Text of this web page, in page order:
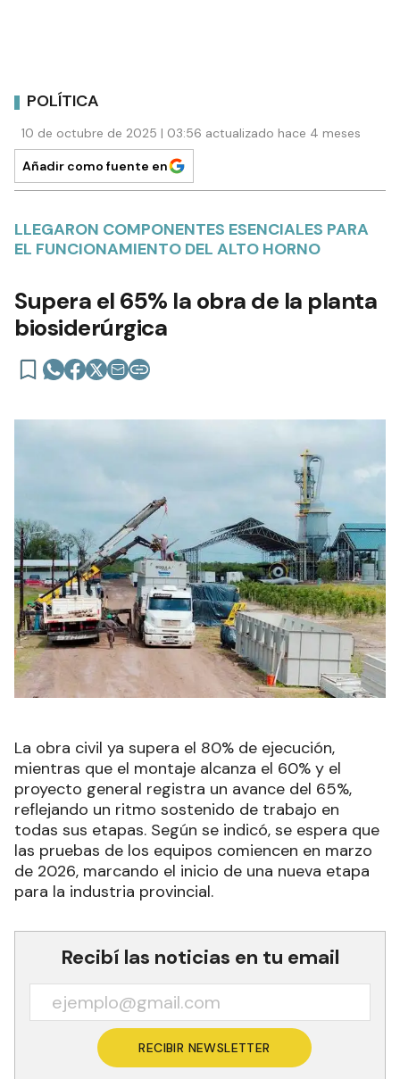
POLÍTICA
10 de octubre de 2025 | 03:56 actualizado hace 4 meses
Añadir como fuente en
LLEGARON COMPONENTES ESENCIALES PARA
EL FUNCIONAMIENTO DEL ALTO HORNO
Supera el 65% la obra de la planta
biosiderúrgica
La obra civil ya supera el 80% de ejecución,
mientras que el montaje alcanza el 60% y el
proyecto general registra un avance del 65%,
reflejando un ritmo sostenido de trabajo en
todas sus etapas. Según se indicó, se espera que
las pruebas de los equipos comiencen en marzo
de 2026, marcando el inicio de una nueva etapa
para la industria provincial.
Recibí las noticias en tu email
RECIBIR NEWSLETTER